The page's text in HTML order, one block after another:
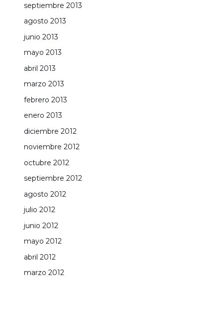
septiembre 2013
agosto 2013
junio 2013
mayo 2013
abril 2013
marzo 2013
febrero 2013
enero 2013
diciembre 2012
noviembre 2012
octubre 2012
septiembre 2012
agosto 2012
julio 2012
junio 2012
mayo 2012
abril 2012
marzo 2012